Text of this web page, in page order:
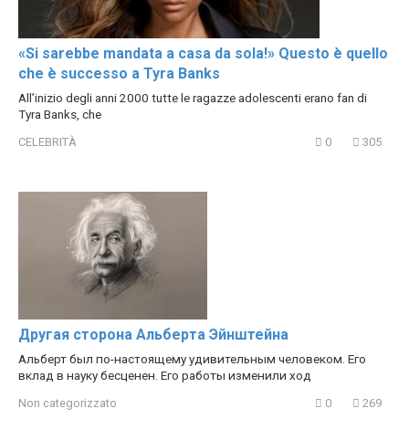
CELEBRITÀ
Другая сторона Альберта Эйнштейна
Альберт был по-настоящему удивительным человеком. Его
вклад в науку бесценен. Его работы изменили ход
Non categorizzato